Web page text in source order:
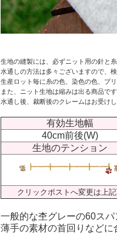
生地の縫製には、必ずニット用の針と
水通しの方法は多々ございますので、
生産ロット毎に糸の色、染色の色、プ
また、ニット生地は縮みは出る商品で
水通し後、裁断後のクレームはお受け
有効生地幅
40cm前後(W)
生地のテンション
クリックポストへ変更は上
一般的な杢グレーの60ス
薄手の素材の首回りなど